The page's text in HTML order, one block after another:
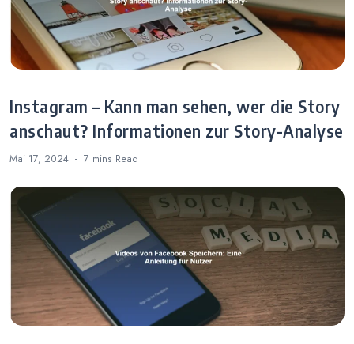
Instagram – Kann man sehen, wer die Story
anschaut? Informationen zur Story-Analyse
Mai 17, 2024 7 mins Read